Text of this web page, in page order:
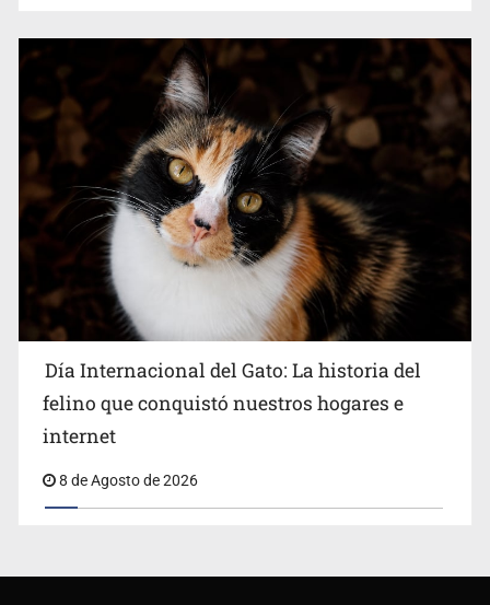
Día Internacional del Gato: La historia del
felino que conquistó nuestros hogares e
internet
8 de Agosto de 2026